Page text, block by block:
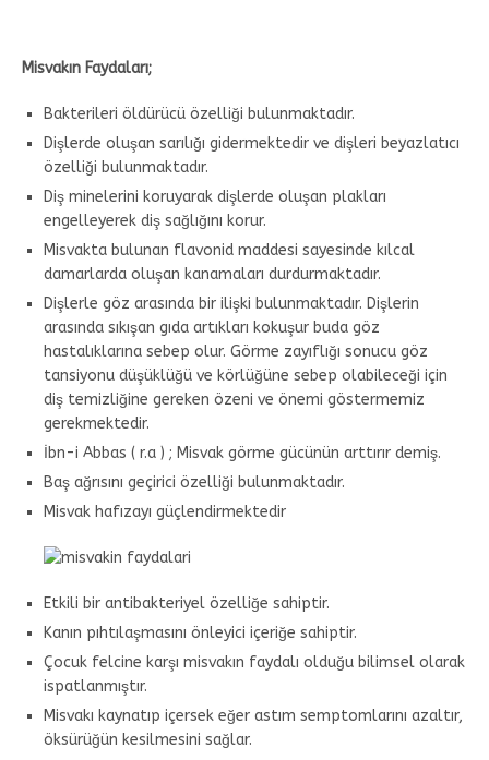
Misvakın Faydaları;
Bakterileri öldürücü özelliği bulunmaktadır.
Dişlerde oluşan sarılığı gidermektedir ve dişleri beyazlatıcı
özelliği bulunmaktadır.
Diş minelerini koruyarak dişlerde oluşan plakları
engelleyerek diş sağlığını korur.
Misvakta bulunan flavonid maddesi sayesinde kılcal
damarlarda oluşan kanamaları durdurmaktadır.
Dişlerle göz arasında bir ilişki bulunmaktadır. Dişlerin
arasında sıkışan gıda artıkları kokuşur buda göz
hastalıklarına sebep olur. Görme zayıflığı sonucu göz
tansiyonu düşüklüğü ve körlüğüne sebep olabileceği için
diş temizliğine gereken özeni ve önemi göstermemiz
gerekmektedir.
İbn-i Abbas ( r.a ) ; Misvak görme gücünün arttırır demiş.
Baş ağrısını geçirici özelliği bulunmaktadır.
Misvak hafızayı güçlendirmektedir
Etkili bir antibakteriyel özelliğe sahiptir.
Kanın pıhtılaşmasını önleyici içeriğe sahiptir.
Çocuk felcine karşı misvakın faydalı olduğu bilimsel olarak
ispatlanmıştır.
Misvakı kaynatıp içersek eğer astım semptomlarını azaltır,
öksürüğün kesilmesini sağlar.